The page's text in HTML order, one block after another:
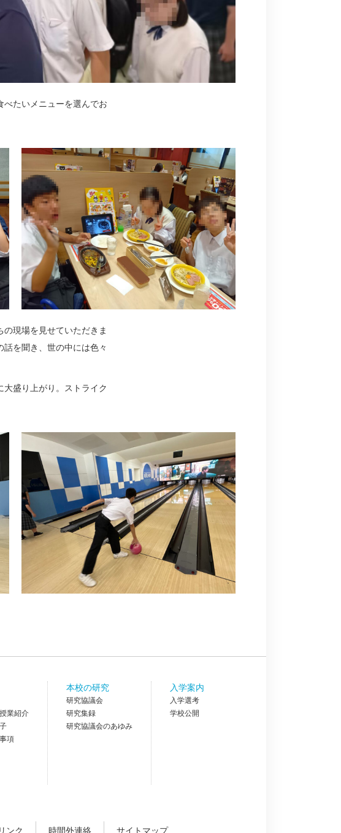
べたいメニューを選んでお
現場を見せていただきま
を聞き、世の中には色々
大盛り上がり。ストライク
業紹介
項
本校の研究
研究協議会
研究集録
研究協議会のあゆみ
入学案内
入学選考
学校公開
リンク 時間外連絡 サイトマップ